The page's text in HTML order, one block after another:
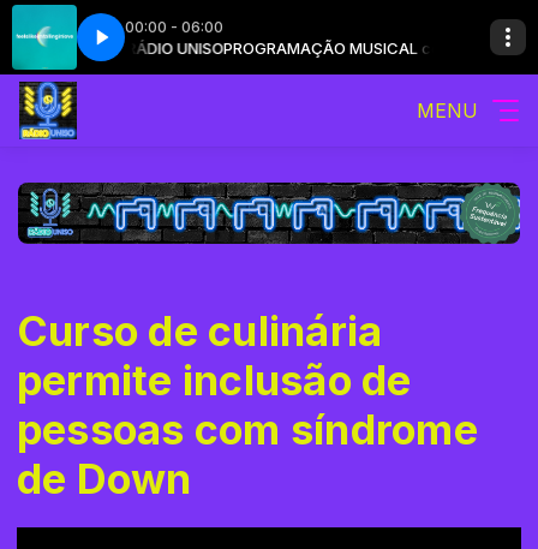
00:00 - 06:00
com RÁDIO UNISOPROGRAMAÇÃO MUSICAL com RÁDIO UNISO
Coldplay - feelslikeimfallinginlove
MENU
Curso de culinária
permite inclusão de
pessoas com síndrome
de Down